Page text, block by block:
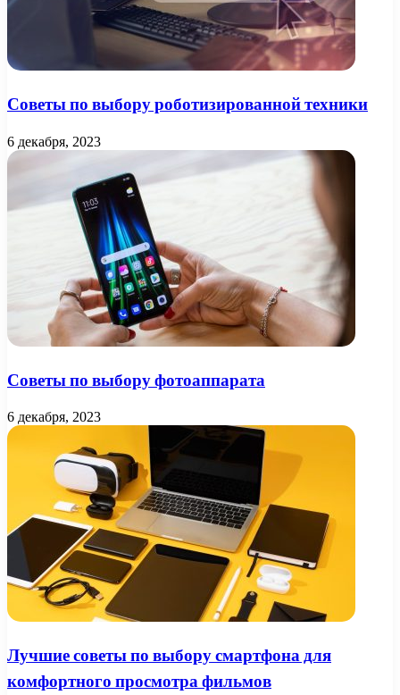
Советы по выбору роботизированной техники
6 декабря, 2023
Советы по выбору фотоаппарата
6 декабря, 2023
Лучшие советы по выбору смартфона для
комфортного просмотра фильмов